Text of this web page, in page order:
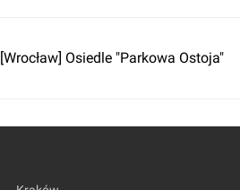
[Wrocław] Osiedle "Parkowa Ostoja"